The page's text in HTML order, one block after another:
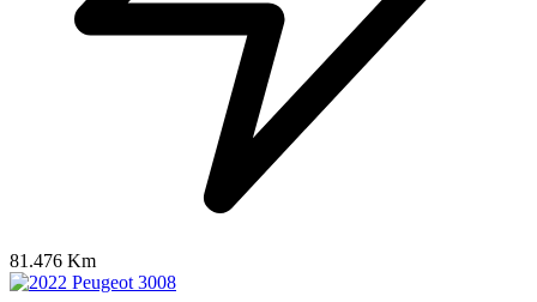
81.476 Km